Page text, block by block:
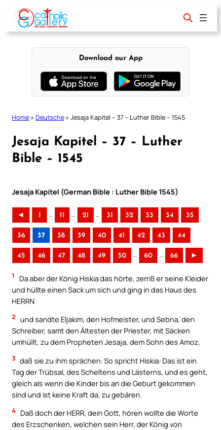
content
Download our App
Home » Deutsche » Jesaja Kapitel – 37 – Luther Bible – 1545
Jesaja Kapitel – 37 – Luther
Bible – 1545
Jesaja Kapitel (German Bible : Luther Bible 1545)
◄ 1 .. 11 .. 21 .. 31 32 33 34 35
36 37 38 39 40 41 42 43 44
45 46 47 48 49 50 .. 60 .. 66 ►
1
Da aber der König Hiskia das hörte, zerriß er seine Kleider
und hüllte einen Sack um sich und ging in das Haus des
HERRN
2 und sandte Eljakim, den Hofmeister, und Sebna, den
Schreiber, samt den Ältesten der Priester, mit Säcken
umhüllt, zu dem Propheten Jesaja, dem Sohn des Amoz,
3 daß sie zu ihm sprächen: So spricht Hiskia: Das ist ein
Tag der Trübsal, des Scheltens und Lästerns, und es geht,
gleich als wenn die Kinder bis an die Geburt gekommen
sind und ist keine Kraft da, zu gebären.
4 Daß doch der HERR, dein Gott, hören wollte die Worte
des Erzschenken, welchen sein Herr, der König von